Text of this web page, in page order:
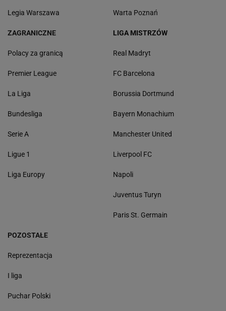
Legia Warszawa Warta Poznań
ZAGRANICZNE
Polacy za granicą
Premier League
La Liga
Bundesliga
Serie A
Ligue 1
Liga Europy
LIGA MISTRZÓW
Real Madryt
FC Barcelona
Borussia Dortmund
Bayern Monachium
Manchester United
Liverpool FC
Napoli
Juventus Turyn
Paris St. Germain
POZOSTAŁE
Reprezentacja
I liga
Puchar Polski